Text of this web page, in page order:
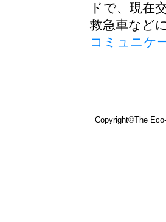
ドで、現在
救急車など
コミュニケ
Copyright©The